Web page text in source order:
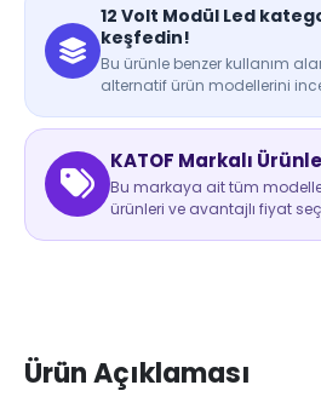
12 Volt Modül Led
keşfedin!
Bu ürünle benzer kullanım
alternatif ürün modellerini
KATOF Markalı
Bu markaya ait tüm
ürünleri ve avantajlı fiyat
Ürün Açıklaması